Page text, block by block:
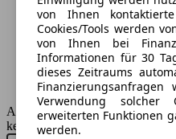
Sitze:
5
Kofferraum:
361 - 1156 Liter
Anhängelast:
1200 - 1600 kg
AutoScout24 GmbH
keine Gewähr.
von Ihnen
Cookies/Tools werden
von Ihnen bei
Informationen für 30
dieses Zeitraums
Finanzierungsanfragen
Verwendung solcher
erweiterten Funktionen
werden.